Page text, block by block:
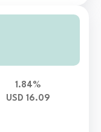
1.84%
USD 16.09